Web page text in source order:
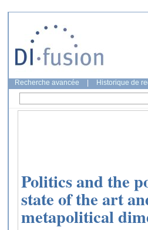
Recherche avancée Historique de
Politics and the
state of the art
metapolitical